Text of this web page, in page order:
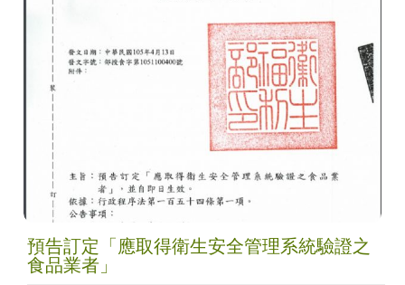
預告訂定「應取得衛生安全管理系統驗證之
食品業者」